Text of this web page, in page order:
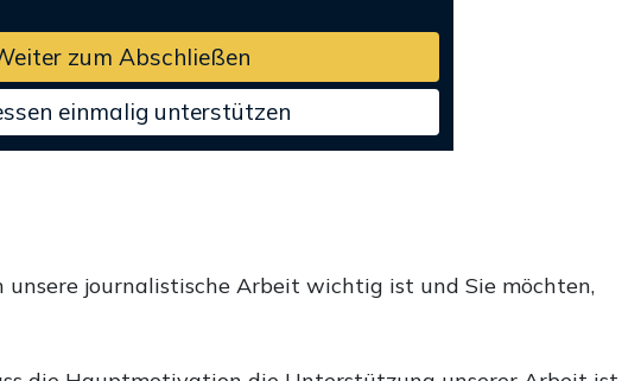
zum Abschließen
einmalig unterstützen
journalistische Arbeit wichtig ist und Sie möchten,